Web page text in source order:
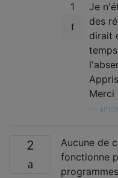
1
Je
des
dirait
Merci
2
Aucune de
fonctionne